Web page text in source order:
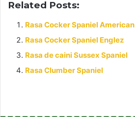
Related Posts:
Rasa Cocker Spaniel American
Rasa Cocker Spaniel Englez
Rasa de caini Sussex Spaniel
Rasa Clumber Spaniel